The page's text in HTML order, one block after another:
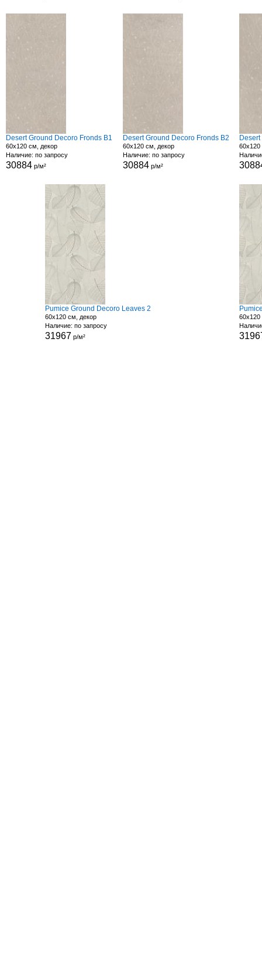
Desert Ground Decoro Fronds B1
60x120 см, декор
Наличие: по запросу
30884 р/м²
Desert Ground Decoro Fronds B2
60x120 см, декор
Наличие: по запросу
30884р/м²
60x120
Pumice Ground Decoro Leaves 2
60x120 см, декор
Наличие: по запросу
31967 р/м²
60x120